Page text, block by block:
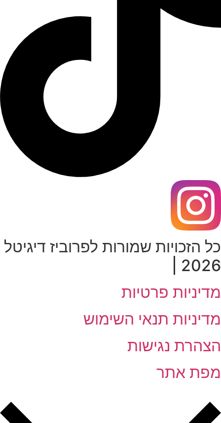
הזכויות שמורות לפרוביז דיגיטל
2026
פרטיות
תנאי השימוש
נגישות
אתר